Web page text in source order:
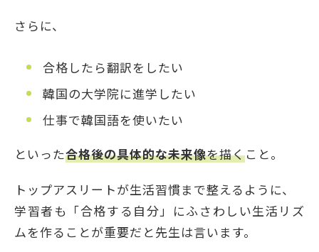
さらに、
合格したら翻訳をしたい
韓国の大学院に進学したい
仕事で韓国語を使いたい
といった合格後の具体的な未来像を描くこと。
トップアスリートが生活習慣まで整えるように、
学習者も「合格する自分」にふさわしい生活リズ
ムを作ることが重要だと先生は言います。